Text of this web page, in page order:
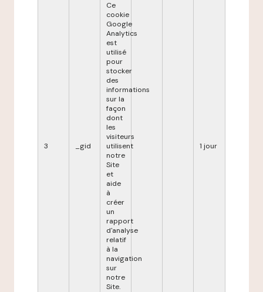
3 _gid
Ce
cookie
Google
Analytics
est
utilisé
pour
stocker
des
informations
sur la
façon
dont
les
visiteurs
utilisent
notre
Site
et
aide
à
créer
un
rapport
d'analyse
relatif
à la
navigation
sur
notre
Site.
1 jour